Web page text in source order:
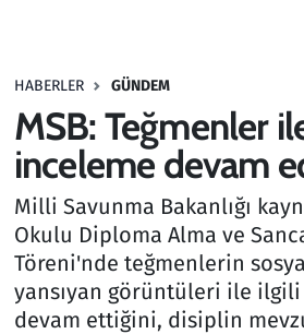
HABERLER GÜNDEM
MSB: Teğmenler
inceleme devam
Milli Savunma Bakanlığı
Okulu Diploma Alma ve
Töreni'nde teğmenlerin
yansıyan görüntüleri ile
devam ettiğini, disiplin
Haber
Kültür Sanat
Kurumsal Haberler
Lezzet Durağı
Memur ve Kamu